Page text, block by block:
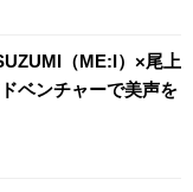
（ME:I）×尾上
ベンチャーで美声を